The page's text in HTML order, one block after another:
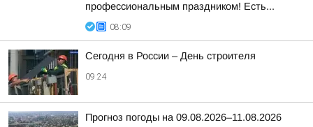
профессиональным праздником! Есть...
08:09
Сегодня в России – День строителя
09:24
Прогноз погоды на 09.08.2026–11.08.2026